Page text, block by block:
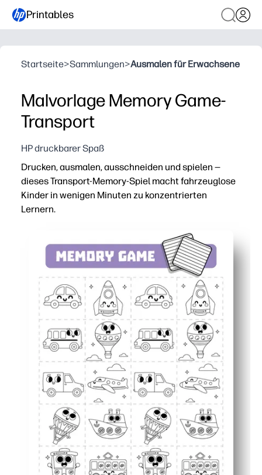
Printables
Startseite>Sammlungen>Ausmalen für Erwachsene
Malvorlage Memory Game-
Transport
HP druckbarer Spaß
Drucken, ausmalen, ausschneiden und spielen —
dieses Transport-Memory-Spiel macht fahrzeuglose
Kinder in wenigen Minuten zu konzentrierten
Lernern.
Praktisch ohne Vorbereitung: Drucken Sie zu Hause
Entwickelt echte Fähigkeiten — stärkt das visuelle
Einfach anzupassen — verwenden Sie ein paar Paare
Robust im Klassenzimmer — laminieren oder in